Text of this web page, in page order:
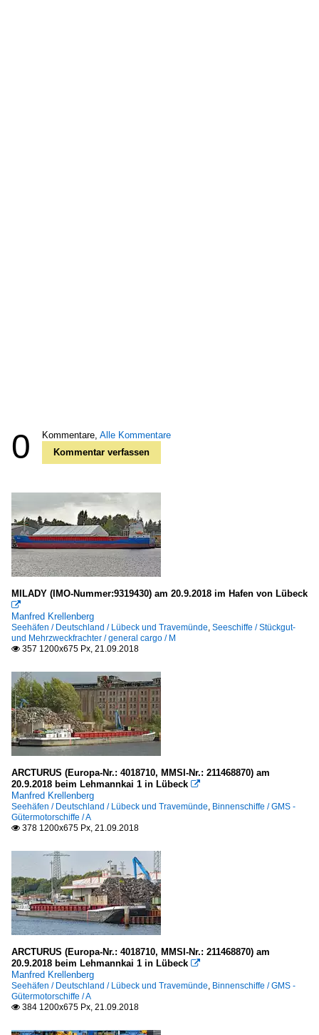
0 Kommentare, Alle Kommentare
Kommentar verfassen
MILADY (IMO-Nummer:9319430) am 20.9.2018 im Hafen von Lübeck

Manfred Krellenberg
Seehäfen / Deutschland / Lübeck und Travemünde, Seeschiffe / Stückgut-
und Mehrzweckfrachter / general cargo / M
 357 1200x675 Px, 21.09.2018
ARCTURUS (Europa-Nr.: 4018710, MMSI-Nr.: 211468870) am
20.9.2018 beim Lehmannkai 1 in Lübeck 
Manfred Krellenberg
Seehäfen / Deutschland / Lübeck und Travemünde, Binnenschiffe / GMS -
Gütermotorschiffe / A
 378 1200x675 Px, 21.09.2018
ARCTURUS (Europa-Nr.: 4018710, MMSI-Nr.: 211468870) am
20.9.2018 beim Lehmannkai 1 in Lübeck 
Manfred Krellenberg
Seehäfen / Deutschland / Lübeck und Travemünde, Binnenschiffe / GMS -
Gütermotorschiffe / A
 384 1200x675 Px, 21.09.2018